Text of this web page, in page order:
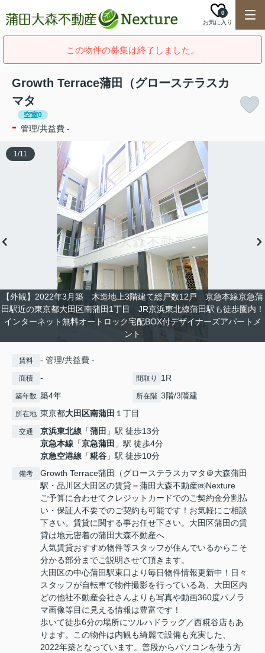
お気に入り
0
この物件の募集は終了しました。
Growth Terrace蒲田（グローステラスカ
マタ
空室0
- 管理/共益費 -
【外観】2022年3月築 木造地上3階建て総戸数12戸 京急本線京急蒲
田駅近の東京都大田区南蒲田1丁目 JR京浜東北線蒲田駅も徒歩圏内！
インターネット無料オートロック宅配BOX付デザイナーズアパートメ
ント
1/11
賃料 - 管理/共益費 -
面積 - 間取り 1R
築年数 築4年 所在階 3階/3階建
所在地 東京都大田区南蒲田 １丁目
交通 京浜東北線 「蒲田 」駅 徒歩13分
京急本線 「京急蒲田 」駅 徒歩4分
京急空港線 「糀谷 」駅 徒歩10分
備考
Growth Terrace蒲田（グローステラスカマタ＠大森蒲田
駅・品川区大田区の賃貸＝蒲田大森不動産㈱Nexture
ご予算に合わせてクレジットカードでのご契約金分割払
い・保証人不要でのご契約も可能です！お気軽にご相談
下さい。賃貸に関する事お任せ下さい。大田区蒲田の賃
貸は地元密着の蒲田大森不動産へ
人気賃貸おすすめ物件等スタッフが住んでいるからこそ
分かる部分までご説明させて頂きます。
大田区の中心蒲田駅東口より毎日物件情報更新中！日々
スタッフが自転車で物件撮影を行っている為、大田区内
どの他社不動産会社さんよりも写真や動画360度パノラ
マ画像等目に見える情報は豊富です！
歩いて徒歩6分の場所にツルハドラッグ／西糀谷店もあ
ります。この物件は内観も綺麗で設備も充実した、
2022年築となっています。普段からパソコンを使う方